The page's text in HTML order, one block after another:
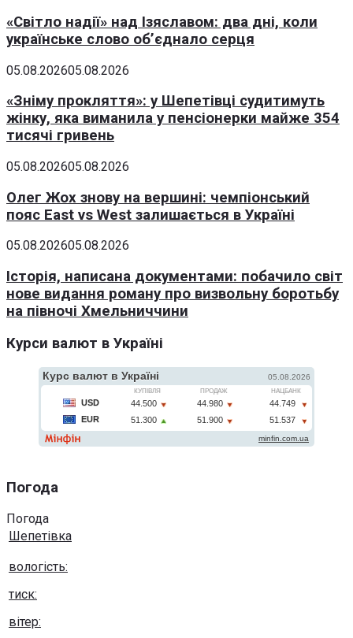
«Світло надії» над Ізяславом: два дні, коли
українське слово об’єднало серця
05.08.202605.08.2026
«Зніму прокляття»: у Шепетівці судитимуть
жінку, яка виманила у пенсіонерки майже 354
тисячі гривень
05.08.202605.08.2026
Олег Жох знову на вершині: чемпіонський
пояс East vs West залишається в Україні
05.08.202605.08.2026
Історія, написана документами: побачило світ
нове видання роману про визвольну боротьбу
на півночі Хмельниччини
Курси валют в Україні
Погода
Погода
Шепетівка
вологість:
тиск:
вітер: